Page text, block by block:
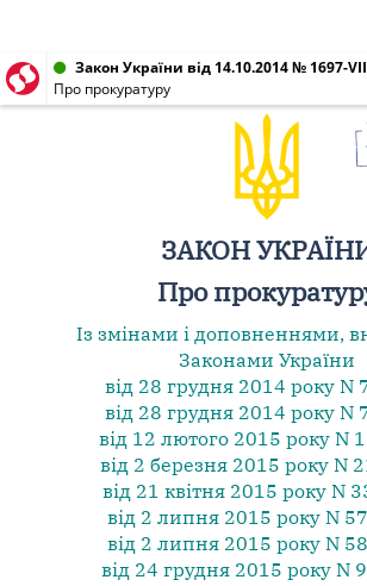
Закон України від 14.10.2014 № 1697-VII
Про прокуратуру